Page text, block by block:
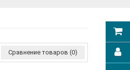
Сравнение товаров (0)